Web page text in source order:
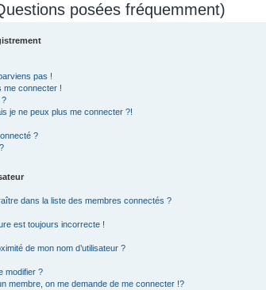
posées fréquemment)
pas !
me connecter !
?
je ne peux plus me connecter ?!
?
dans la liste des membres connectés ?
est toujours incorrecte !
de mon nom d’utilisateur ?
modifier ?
membre, on me demande de me connecter !?